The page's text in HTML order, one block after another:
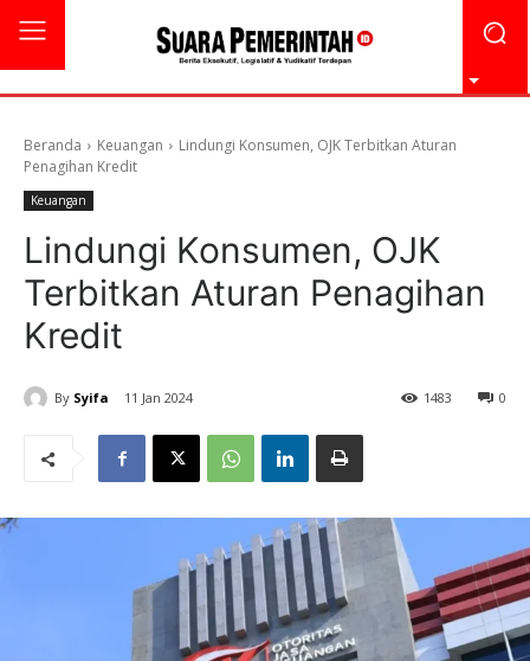
Beranda Keuangan
Lindungi Konsumen, OJK Terbitkan Aturan
Penagihan Kredit
Keuangan
Lindungi Konsumen, OJK
Terbitkan Aturan Penagihan
Kredit
By Syifa 11 Jan 2024 0
1483